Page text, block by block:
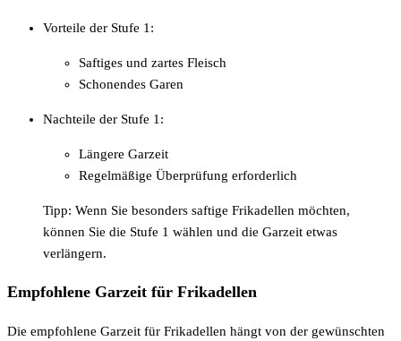
Vorteile der Stufe 1:
Saftiges und zartes Fleisch
Schonendes Garen
Nachteile der Stufe 1:
Längere Garzeit
Regelmäßige Überprüfung erforderlich
Tipp: Wenn Sie besonders saftige Frikadellen möchten,
können Sie die Stufe 1 wählen und die Garzeit etwas
verlängern.
Empfohlene Garzeit für Frikadellen
Die empfohlene Garzeit für Frikadellen hängt von der gewünschten